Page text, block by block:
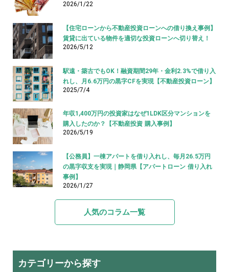
2026/1/22
【住宅ローンから不動産投資ローンへの借り換え事例】
賃貸に出ている物件を適切な投資ローンへ切り替え！
2026/5/12
駅遠・築古でもOK！融資期間29年・金利2.3%で借り入
れし、月6.6万円の黒字CFを実現【不動産投資ローン】
2025/7/4
年収1,400万円の投資家はなぜ1LDK区分マンションを
購入したのか？【不動産投資 購入事例】
2026/5/19
【公務員】一棟アパートを借り入れし、毎月26.5万円
の黒字収支を実現｜静岡県【アパートローン 借り入れ
事例】
2026/1/27
人気のコラム一覧
カテゴリーから探す